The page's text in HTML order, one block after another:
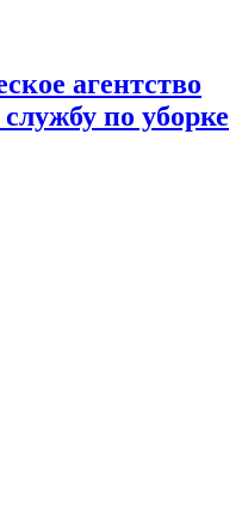
агентство
по уборке